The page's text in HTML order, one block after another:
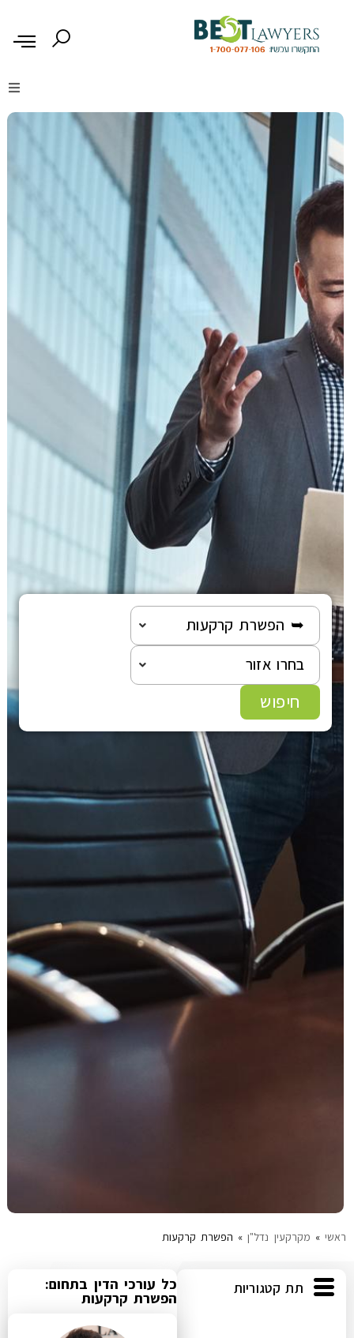
דיני נזיקין
דיני משפחה
דיני עבודה
דיני תעבורה
מקרקעין נדל"ן
הוצאה לפועל
פלילי
משפט מסחרי
משפט אזרחי
רשלנות רפואית
פשיטת רגל
גישור ובוררות
צה"ל-משרד הביטחון
עוד תחומים
➥ הפשרת קרקעות
בחרו אזור
חיפוש
ראשי » מקרקעין נדל"ן» הפשרת קרקעות
תת קטגוריות כל עורכי הדין בתחום:
הפשרת קרקעות